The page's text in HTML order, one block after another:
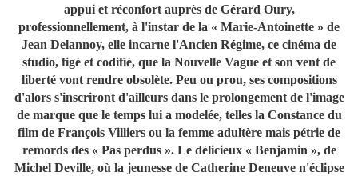
appui et réconfort auprès de Gérard Oury,
professionnellement, à l'instar de la « Marie-Antoinette » de
Jean Delannoy, elle incarne l'Ancien Régime, ce cinéma de
studio, figé et codifié, que la Nouvelle Vague et son vent de
liberté vont rendre obsolète. Peu ou prou, ses compositions
d'alors s'inscriront d'ailleurs dans le prolongement de l'image
de marque que le temps lui a modelée, telles la Constance du
film de François Villiers ou la femme adultère mais pétrie de
remords des « Pas perdus ». Le délicieux « Benjamin », de
Michel Deville, où la jeunesse de Catherine Deneuve n'éclipse